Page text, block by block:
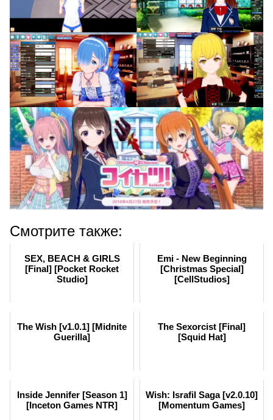
Смотрите также:
SEX, BEACH & GIRLS
[Final] [Pocket Rocket
Studio]
Emi - New Beginning
[Christmas Special]
[CellStudios]
The Wish [v1.0.1] [Midnite
Guerilla]
The Sexorcist [Final]
[Squid Hat]
Inside Jennifer [Season 1]
[Inceton Games NTR]
Wish: Israfil Saga [v2.0.10]
[Momentum Games]